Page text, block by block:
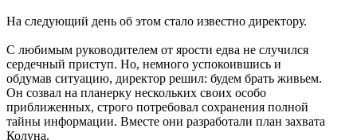
На следующий день об этом стало известно директору.
С любимым руководителем от ярости едва не случился
сердечный приступ. Но, немного успокоившись и
обдумав ситуацию, директор решил: будем брать живьем.
Он созвал на планерку нескольких своих особо
приближенных, строго потребовал сохранения полной
тайны информации. Вместе они разработали план захвата
Колуна.